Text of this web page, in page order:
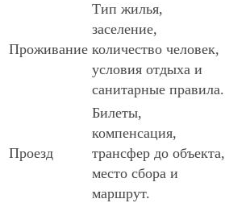
Проживание
Тип жилья,
заселение,
количество человек,
условия отдыха и
санитарные правила.
Проезд
Билеты,
компенсация,
трансфер до объекта,
место сбора и
маршрут.